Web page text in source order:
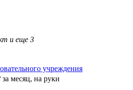
и еще 3
учреждения
за месяц, на руки